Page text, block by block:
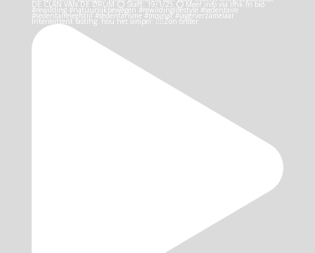
Intermittent fasting: hou het simpel: 👉🏻Zon onder